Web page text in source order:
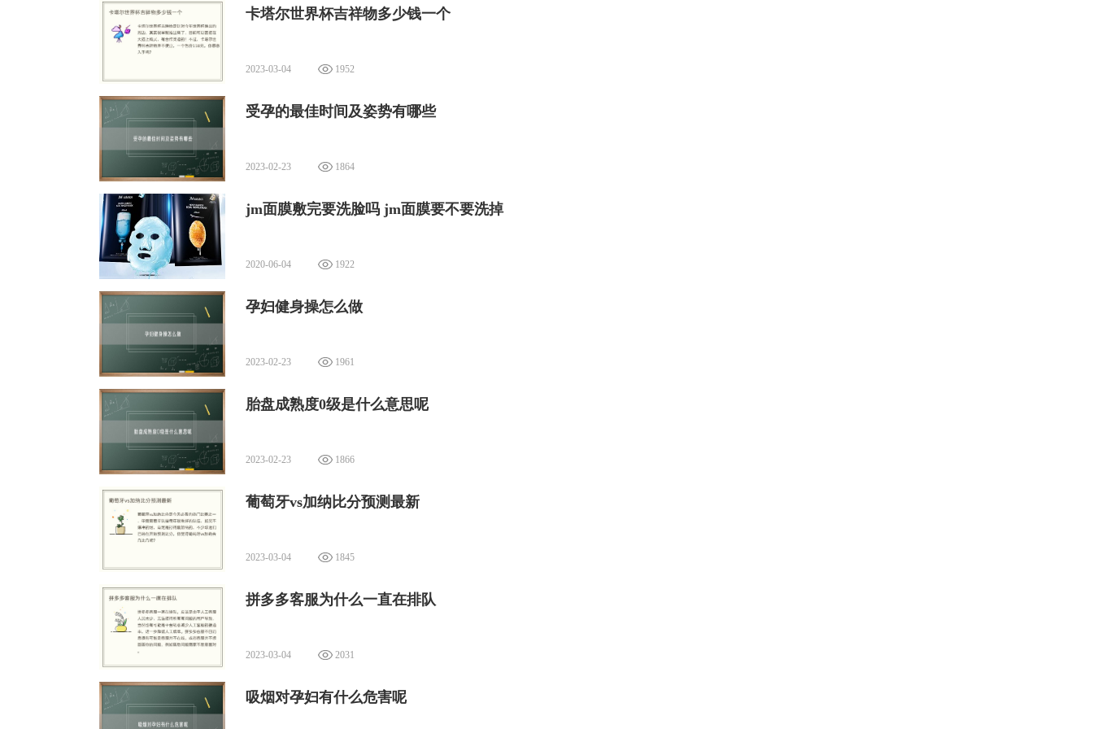
卡塔尔世界杯吉祥物多少钱一个
2023-03-04 1952
受孕的最佳时间及姿势有哪些
2023-02-23 1864
jm面膜敷完要洗脸吗 jm面膜要不要洗掉
2020-06-04 1922
孕妇健身操怎么做
2023-02-23 1961
胎盘成熟度0级是什么意思呢
2023-02-23 1866
葡萄牙vs加纳比分预测最新
2023-03-04 1845
拼多多客服为什么一直在排队
2023-03-04 2031
吸烟对孕妇有什么危害呢